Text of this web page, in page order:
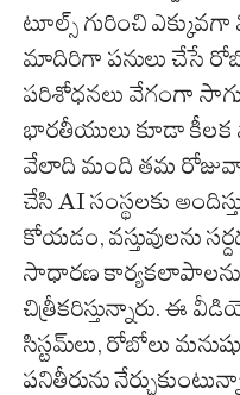
టూల్స్ గురించి
మాదిరిగా పనులు చేసే
పరిశోధనలు వేగంగా
భారతీయులు కూడా కీలక
వేలాది మంది తమ
చేసి AI సంస్థలకు
కోయడం, వస్తువులను
సాధారణ కార్యకలాపాలను
చిత్రీకరిస్తున్నారు. ఈ
సిస్టమ్‌లు, రోబోలు
పనితీరును